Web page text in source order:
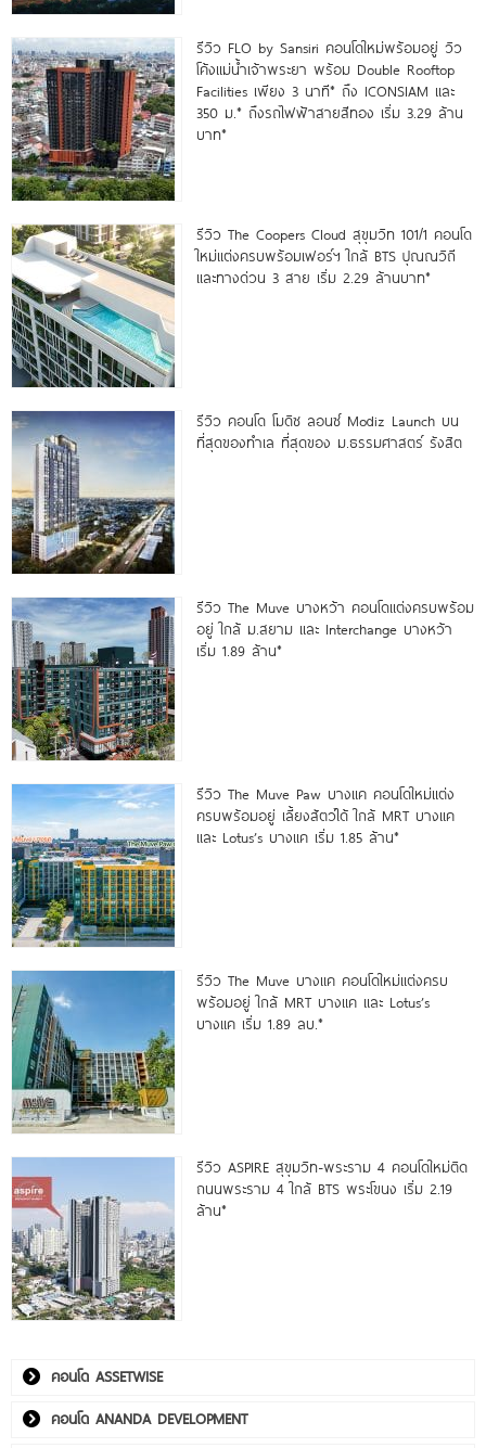
รีวิว FLO by Sansiri คอนโดใหม่พร้อมอยู่ วิว
โค้งแม่น้ำเจ้าพระยา พร้อม Double Rooftop
Facilities เพียง 3 นาที* ถึง ICONSIAM และ
350 ม.* ถึงรถไฟฟ้าสายสีทอง เริ่ม 3.29 ล้าน
บาท*
รีวิว The Coopers Cloud สุขุมวิท 101/1 คอนโด
ใหม่แต่งครบพร้อมเฟอร์ฯ ใกล้ BTS ปุณณวิถี
และทางด่วน 3 สาย เริ่ม 2.29 ล้านบาท*
รีวิว คอนโด โมดิซ ลอนซ์ Modiz Launch บน
ที่สุดของทำเล ที่สุดของ ม.ธรรมศาสตร์ รังสิต
รีวิว The Muve บางหว้า คอนโดแต่งครบพร้อม
อยู่ ใกล้ ม.สยาม และ Interchange บางหว้า
เริ่ม 1.89 ล้าน*
รีวิว The Muve Paw บางแค คอนโดใหม่แต่ง
ครบพร้อมอยู่ เลี้ยงสัตว์ได้ ใกล้ MRT บางแค
และ Lotus’s บางแค เริ่ม 1.85 ล้าน*
รีวิว The Muve บางแค คอนโดใหม่แต่งครบ
พร้อมอยู่ ใกล้ MRT บางแค และ Lotus’s
บางแค เริ่ม 1.89 ลบ.*
รีวิว ASPIRE สุขุมวิท-พระราม 4 คอนโดใหม่ติด
ถนนพระราม 4 ใกล้ BTS พระโขนง เริ่ม 2.19
ล้าน*
คอนโด ASSETWISE
คอนโด ANANDA DEVELOPMENT